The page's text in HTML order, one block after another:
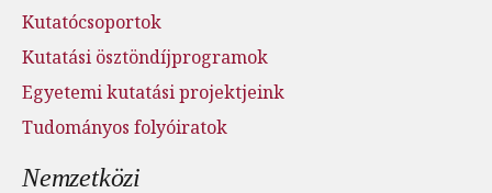
Kutatócsoportok
Kutatási ösztöndíjprogramok
Egyetemi kutatási projektjeink
Tudományos folyóiratok
Nemzetközi